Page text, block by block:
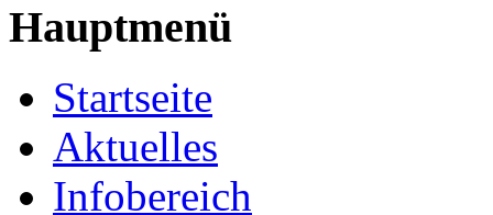
Hauptmenü
Startseite
Aktuelles
Infobereich